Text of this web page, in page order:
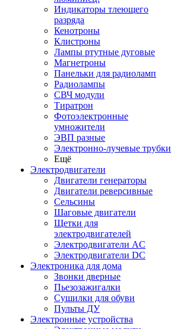
Индикаторы тлеющего
разряда
Кенотроны
Клистроны
Лампы ртутные дуговые
Магнетроны
Панельки для радиоламп
Радиолампы
СВЧ модули
Тиратрон
Фотоэлектронные
умножители
ЭВП разные
Электронно-лучевые трубки
Ещё
Электродвигатели
Двигатели генераторы
Двигатели реверсивные
Сельсины
Шаговые двигатели
Щетки для
электродвигателей
Электродвигатели AC
Электродвигатели DC
Электроника для дома
Звонки дверные
Пьезозажигалки
Сушилки для обуви
Пульты ДУ
Электронные устройства